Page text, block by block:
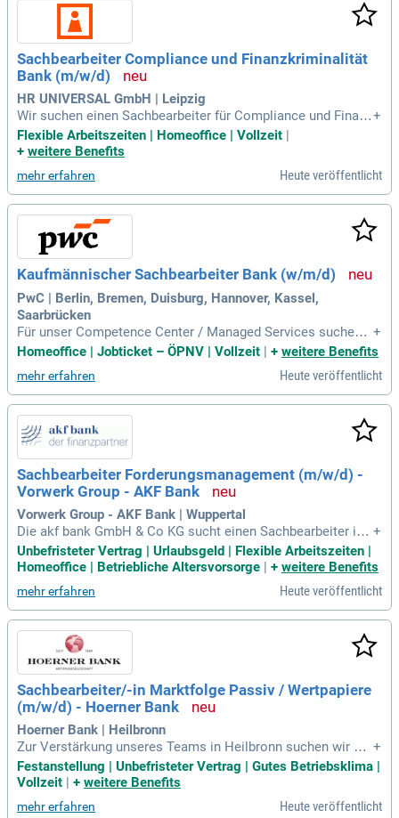
Sachbearbeiter Compliance und Finanzkriminalität
Bank (m/w/d)
HR UNIVERSAL GmbH | Leipzig
Wir suchen einen Sachbearbeiter für Compliance und Finanz
kriminalität in Leipzig (m/w/d). Dieser Schlüsselposition ob
liegt die Prüfung und Bewertung von Geldwäsche-Verdachts
n erfordert präzise Recherche und Analyse. Zudem identifizi
eren Sie Geldwäsche-Typologien und untersuchen verdächti
ge Transaktionen zur Prävention. Eine abgeschlossene kauf
männische Ausbildung oder ein vergleichbares Studium ist
Voraussetzung. Idealerweise bringen Sie erste Berufserfahr
ung oder Interesse im Bereich Compliance, Fraud-Preventio
n und KYC mit, um aktiv zur Sicherheit unseres Unternehme
ns beizutragen.
+
Flexible Arbeitszeiten | Homeoffice | Vollzeit
+ weitere Benefits
mehr erfahren Heute veröffentlicht
Kaufmännischer Sachbearbeiter Bank (w/m/d)
PwC | Berlin, Bremen, Duisburg, Hannover, Kassel,
Saarbrücken
Für unser Competence Center / Managed Services suchen
wir einen Kaufmännischen Sachbearbeiter Bank (w/m/d). In
üfung von Jahresabschlüssen für Kunden in der Finanzbranc
he. Du erhältst tiefgehende Einblicke in nationale und intern
ationale Unternehmensprozesse. Dabei prüfst du die Einhalt
ung regulatorischer Vorschriften sowie die Rechnungslegun
gsvorgaben. Deine Schwerpunkte können im Bereich "Banki
ng", "Asset & Wealth Management" oder "Anti Financial Crim
e" liegen. Bitte gib in deiner Bewerbung an, welcher Bereich
dich am meisten interessiert und bewerbe dich noch heute!
+
Homeoffice | Jobticket – ÖPNV | Vollzeit | + weitere Benefits
mehr erfahren Heute veröffentlicht
Sachbearbeiter Forderungsmanagement (m/w/d) -
Vorwerk Group - AKF Bank
Vorwerk Group - AKF Bank | Wuppertal
Die akf bank GmbH & Co KG sucht einen Sachbearbeiter im
Forderungsmanagement (m/w/d) in Vollzeit. Als Tochter de
s internationalen Vorwerk-Konzerns gehören wir zu den führ
enden Finanzierungsgesellschaften Deutschlands. Unsere la
ngjährige Erfahrung im Mittelstand ermöglicht es uns, die s
peziellen Anforderungen unserer Kunden aus Industrie und
Handel zu erfüllen. Dank unserer regionalen Präsenz handel
n wir schnell und flexibel. Wir bieten maßgeschneiderte Lös
ungen für die Finanzierung mobiler Wirtschaftsgüter. Wachs
en Sie mit uns und werden Sie Teil eines engagierten Team
s, das Zukunft gestaltet!
+
Unbefristeter Vertrag | Urlaubsgeld | Flexible Arbeitszeiten |
Homeoffice | Betriebliche Altersvorsorge | + weitere Benefits
mehr erfahren Heute veröffentlicht
Sachbearbeiter/-in Marktfolge Passiv / Wertpapiere
(m/w/d) - Hoerner Bank
Hoerner Bank | Heilbronn
Zur Verstärkung unseres Teams in Heilbronn suchen wir ein
e/n engagierte/n Sachbearbeiter/-in im Bereich Marktfolge
Passiv/Wertpapiere (m/w/d). In dieser Vollzeitstelle sind Si
träge und Aktualisierungen. Zudem führen Sie Kontoanlagen
+
Festanstellung | Unbefristeter Vertrag | Gutes Betriebsklima |
Vollzeit
+ weitere Benefits
mehr erfahren Heute veröffentlicht